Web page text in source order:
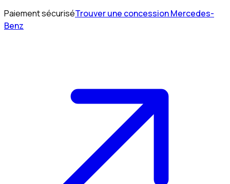
Paiement sécuriséTrouver une concession Mercedes-
Benz